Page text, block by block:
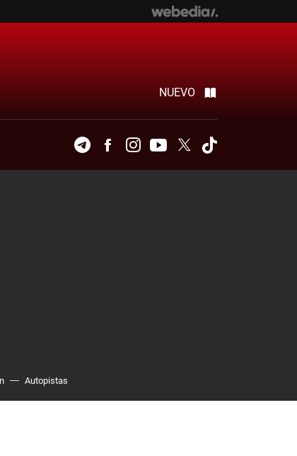
NUEVO
TelegramFacebookInstagramYoutubeTwitter
Autopistas